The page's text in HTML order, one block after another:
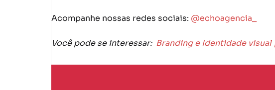
Acompanhe nossas redes sociais: @echoagencia_
Você pode se interessar: Branding e Identidade